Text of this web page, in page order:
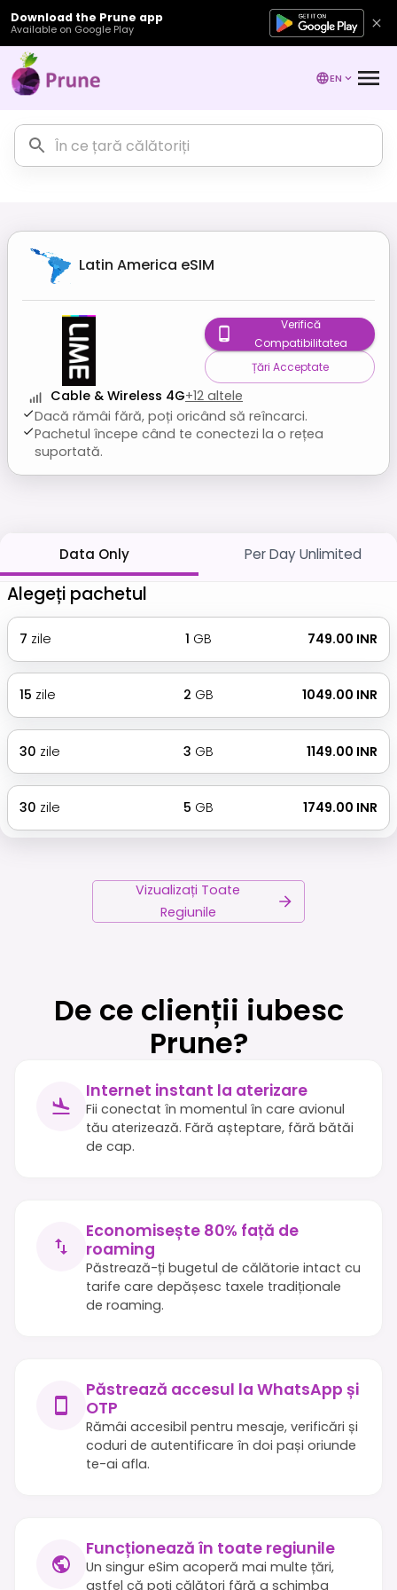
Download the Prune app
Available on Google Play
EN
Latin America eSIM
Cable & Wireless 4G+12 altele
Dacă rămâi fără, poți oricând să reîncarci.
Pachetul începe când te conectezi la o rețea
suportată.
Verifică
Compatibilitatea
Țări Acceptate
Data Only Per Day Unlimited
Alegeți pachetul
7 zile 1 GB ₹ 749.00 INR
15 zile 2 GB ₹ 1049.00 INR
30 zile 3 GB ₹ 1149.00 INR
30 zile 5 GB ₹ 1749.00 INR
Vizualizați Toate
Regiunile
De ce clienții iubesc
Prune?
Internet instant la aterizare
Fii conectat în momentul în care avionul
tău aterizează. Fără așteptare, fără bătăi
de cap.
Economisește 80% față de
roaming
Păstrează-ți bugetul de călătorie intact cu
tarife care depășesc taxele tradiționale
de roaming.
Păstrează accesul la WhatsApp și
OTP
Rămâi accesibil pentru mesaje, verificări și
coduri de autentificare în doi pași oriunde
te-ai afla.
Funcționează în toate regiunile
Un singur eSim acoperă mai multe țări,
astfel că poți călători fără a schimba